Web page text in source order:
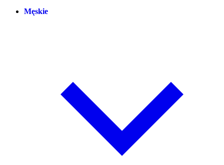
Męskie